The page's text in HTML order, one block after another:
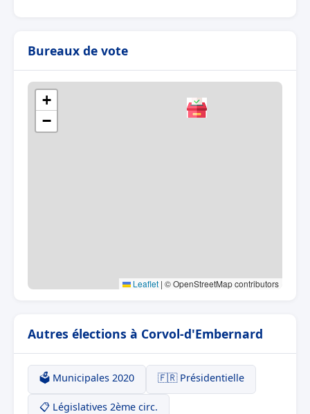
Bureaux de vote
+
−
Leaflet | © OpenStreetMap contributors
Autres élections à Corvol-d'Embernard
🗳️ Municipales 2020 🇫🇷 Présidentielle
📋 Législatives 2ème circ.